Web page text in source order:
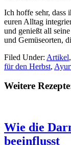
Ich hoffe sehr, dass
euren Alltag
und genießt all
und Gemüseorten,
Filed Under: Artikel,
für den Herbst,
Weitere
Wie die
beeinflusst